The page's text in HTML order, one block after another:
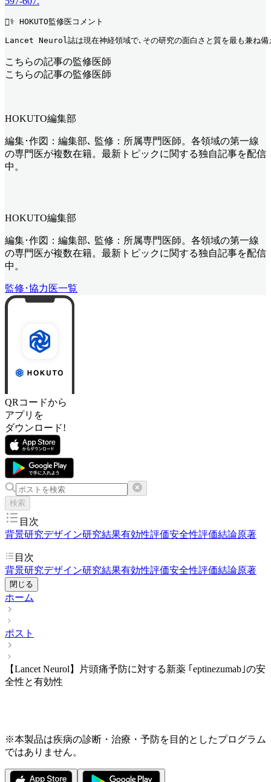
👨‍⚕️ HOKUTO監修医コメント
Lancet Neurol誌は現在神経領域で､その研究の面白さと質を最も兼ね
こちらの記事の監修医師
こちらの記事の監修医師
HOKUTO編集部
編集･作図：編集部､ 監修：所属専門医師。各領域の第一線
の専門医が複数在籍。最新トピックに関する独自記事を配信
中。
HOKUTO編集部
編集･作図：編集部､ 監修：所属専門医師。各領域の第一線
の専門医が複数在籍。最新トピックに関する独自記事を配信
中。
監修･協力医一覧
QRコードから
アプリを
ダウンロード!
検索
目次
背景研究デザイン研究結果有効性評価安全性評価結論原著
目次
背景研究デザイン研究結果有効性評価安全性評価結論原著
閉じる
ホーム
ポスト
【Lancet Neurol】片頭痛予防に対する新薬 ｢eptinezumab｣の安
全性と有効性
※本製品は疾病の診断・治療・予防を目的としたプログラム
ではありません。